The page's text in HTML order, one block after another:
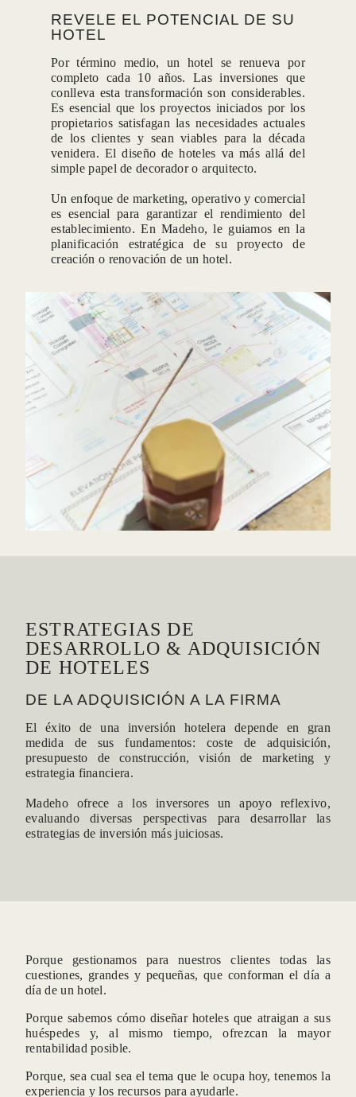
REVELE EL POTENCIAL DE SU
HOTEL
Por término medio, un hotel se renueva por
completo cada 10 años. Las inversiones que
conlleva esta transformación son considerables.
Es esencial que los proyectos iniciados por los
propietarios satisfagan las necesidades actuales
de los clientes y sean viables para la década
venidera. El diseño de hoteles va más allá del
simple papel de decorador o arquitecto.
Un enfoque de marketing, operativo y comercial
es esencial para garantizar el rendimiento del
establecimiento. En Madeho, le guiamos en la
planificación estratégica de su proyecto de
creación o renovación de un hotel.
ESTRATEGIAS DE
DESARROLLO & ADQUISICIÓN
DE HOTELES
DE LA ADQUISICIÓN A LA FIRMA
El éxito de una inversión hotelera depende en gran
medida de sus fundamentos: coste de adquisición,
presupuesto de construcción, visión de marketing y
estrategia financiera.
Madeho ofrece a los inversores un apoyo reflexivo,
evaluando diversas perspectivas para desarrollar las
estrategias de inversión más juiciosas.
Porque gestionamos para nuestros clientes todas las
cuestiones, grandes y pequeñas, que conforman el día a
día de un hotel.
Porque sabemos cómo diseñar hoteles que atraigan a sus
huéspedes y, al mismo tiempo, ofrezcan la mayor
rentabilidad posible.
Porque, sea cual sea el tema que le ocupa hoy, tenemos la
experiencia y los recursos para ayudarle.
CONTACT-
Nombre
Apellido *:
Correo electrónico * :
Mensaje *
utilizan para responder a
comunicaciones comerciales. Los
asterisco. Para obtener más
puede consultar nuestra Política de